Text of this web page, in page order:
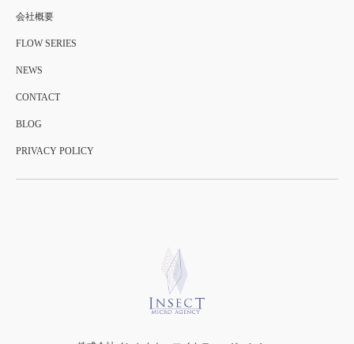
会社概要
FLOW SERIES
NEWS
CONTACT
BLOG
PRIVACY POLICY